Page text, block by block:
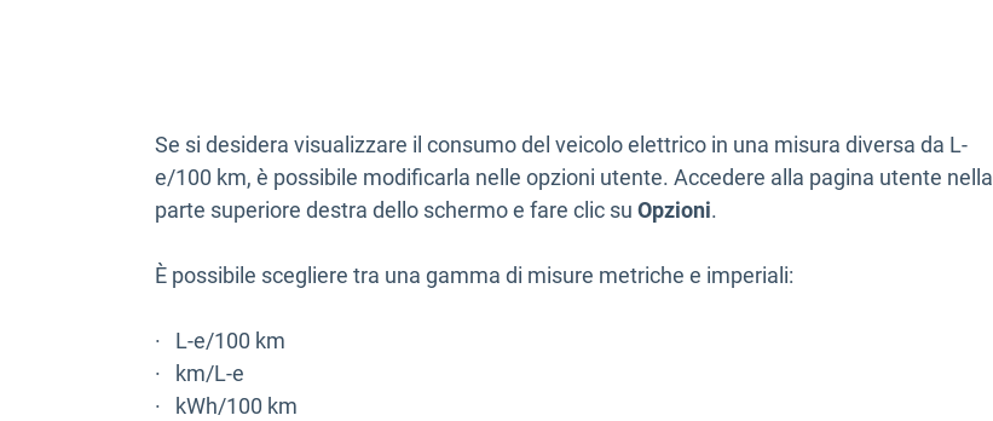
Se si desidera visualizzare il consumo del veicolo elettrico in una misura diversa da L-
e/100 km, è possibile modificarla nelle opzioni utente. Accedere alla pagina utente nella
parte superiore destra dello schermo e fare clic su Opzioni.
È possibile scegliere tra una gamma di misure metriche e imperiali:
· L-e/100 km
· km/L-e
· kWh/100 km